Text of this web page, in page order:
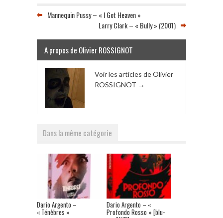
Mannequin Pussy – « I Got Heaven »
Larry Clark – « Bully » (2001)
A propos de Olivier ROSSIGNOT
Voir les articles de Olivier
ROSSIGNOT →
Dans la même catégorie
Dario Argento –
« Ténèbres »
Dario Argento – «
Profondo Rosso » [blu-